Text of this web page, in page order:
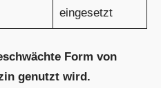
eingesetzt
Form von
genutzt wird.